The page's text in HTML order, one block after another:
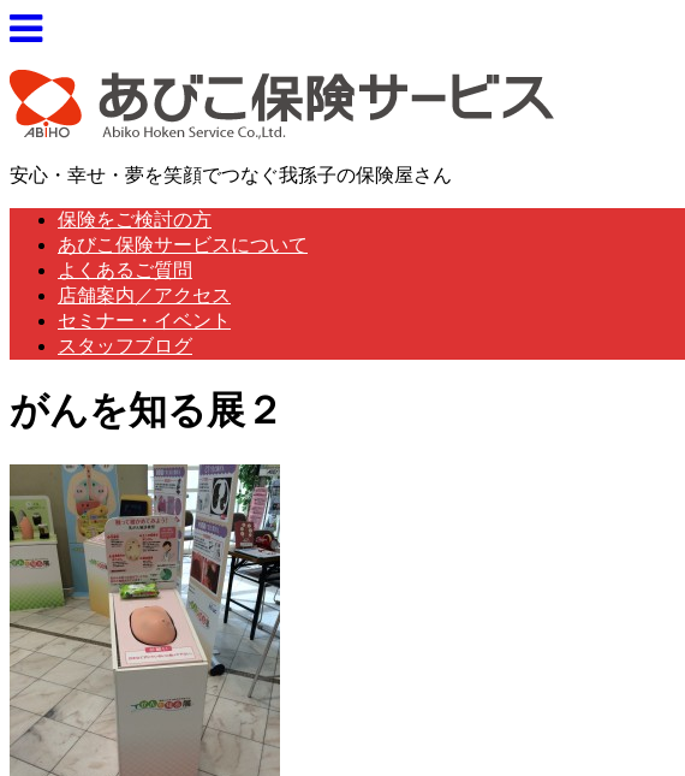
安心・幸せ・夢を笑顔でつなぐ我孫子の保険屋さん
保険をご検討の方
あびこ保険サービスについて
よくあるご質問
店舗案内／アクセス
セミナー・イベント
スタッフブログ
がんを知る展２